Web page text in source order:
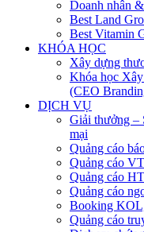
Doanh nhân
Best Land
Best Vitamin
KHÓA HỌC
Xây dựng
Khóa học
(CEO
DỊCH VỤ
Giải thưởng –
mại
Quảng cáo
Quảng cáo
Quảng cáo
Quảng cáo
Booking
Quảng cáo